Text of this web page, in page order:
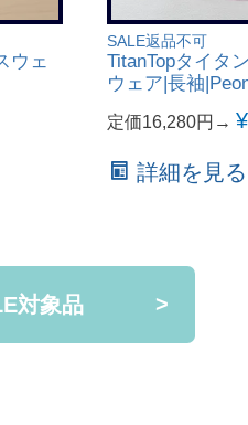
ウェ
SALE返品不可
TitanTopタイタ
ウェア|長袖
定価16,280円→ ¥
詳細を見る
対象品